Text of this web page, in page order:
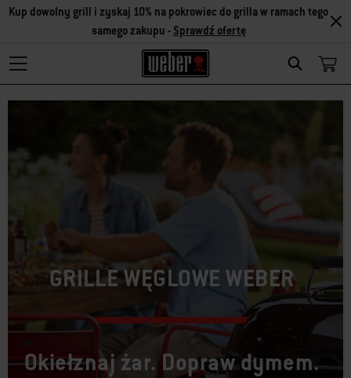
Search
Kup dowolny grill i zyskaj 10% na pokrowiec do grilla w ramach tego
samego zakupu - Sprawdź ofertę
GRILLE WĘGLOWE WEBER
Okiełznaj żar. Dopraw dymem.